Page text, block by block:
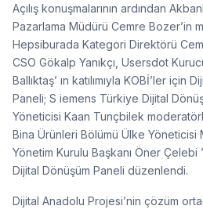
Açılış konuşmalarının ardından
Pazarlama Müdürü Cemre Bozer’in
Hepsiburada Kategori Direktörü
CSO Gökalp Yanıkçı, Usersdot
Ballıktaş’ ın katılımıyla KOBİ’ler için
Paneli; S iemens Türkiye Dijital
Yöneticisi Kaan Tunçbilek
Bina Ürünleri Bölümü Ülke Yöneticisi
Yönetim Kurulu Başkanı Öner Çelebi
Dijital Dönüşüm Paneli düzenlendi.
Dijital Anadolu Projesi’nin çözüm